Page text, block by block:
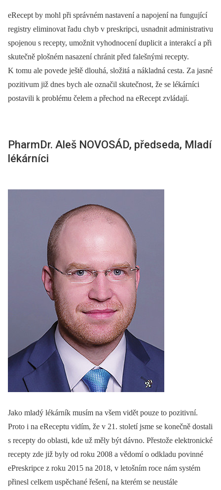
eRecept by mohl při správném nastavení a napojení na fungující
registry eliminovat řadu chyb v preskripci, usnadnit administrativu
spojenou s recepty, umožnit vyhodnocení duplicit a interakcí a při
skutečně plošném nasazení chránit před falešnými recepty.
K tomu ale povede ještě dlouhá, složitá a nákladná cesta. Za jasné
pozitivum již dnes bych ale označil skutečnost, že se lékárníci
postavili k problému čelem a přechod na eRecept zvládají.
PharmDr. Aleš NOVOSÁD, předseda, Mladí
lékárníci
Jako mladý lékárník musím na všem vidět pouze to pozitivní.
Proto i na eReceptu vidím, že v 21. století jsme se konečně dostali
s recepty do oblasti, kde už měly být dávno. Přestože elektronické
recepty zde již byly od roku 2008 a vědomí o odkladu povinné
ePreskripce z roku 2015 na 2018, v letošním roce nám systém
přinesl celkem uspěchané řešení, na kterém se neustále